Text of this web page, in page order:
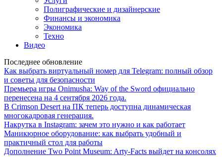
Полиграфические и дизайнерские
Финансы и экономика
Экономика
Техно
Видео
Последнее обновление
Как выбрать виртуальный номер для Telegram: полный обзор
и советы для безопасности
Премьера игры Onimusha: Way of the Sword официально
перенесена на 4 сентября 2026 года.
В Crimson Desert на ПК теперь доступна динамическая
многокадровая генерация.
Накрутка в Instagram: зачем это нужно и как работает
Маникюрное оборудование: как выбрать удобный и
практичный стол для работы
Дополнение Two Point Museum: Arty-Facts выйдет на консолях